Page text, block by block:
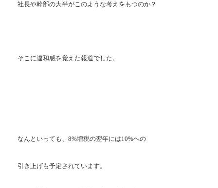
社長や幹部の大半がこのような考えをもつのか？
そこに違和感を覚えた報道でした。
なんといっても、8%増税の翌年には10%への
引き上げも予定されています。